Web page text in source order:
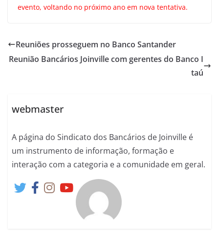
evento, voltando no próximo ano em nova tentativa.
Reuniões prosseguem no Banco Santander
Reunião Bancários Joinville com gerentes do Banco I
taú
webmaster
A página do Sindicato dos Bancários de Joinville é
um instrumento de informação, formação e
interação com a categoria e a comunidade em geral.